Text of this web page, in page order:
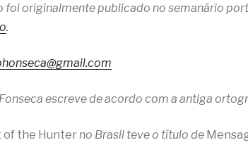
foi originalmente publicado no semanário
.
escreve de acordo com a antiga
of the Hunter no Brasil teve o título de